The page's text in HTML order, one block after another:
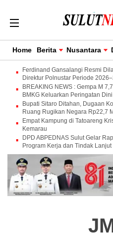
Home Berita Nusantara
Ferdinand Gansalangi Resmi
Direktur Polnustar Periode
BREAKING NEWS : Gempa M
BMKG Keluarkan Peringatan
Bupati Sitaro Ditahan, Dugaan
Ruang Rugikan Negara Rp22,7
Empat Kampung di Tatoareng
Kemarau
DPD ABPEDNAS Sulut Gelar
Program Kerja dan Tindak